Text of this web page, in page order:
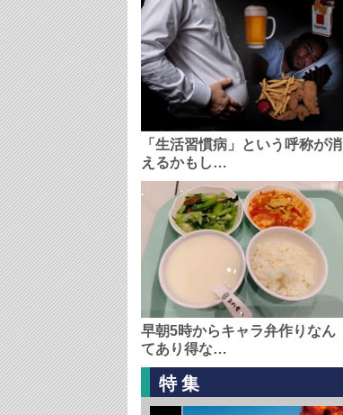
「生活習慣病」という呼称が消
えるかもし…
早朝5時からキャラ弁作りなん
てあり得な…
特集